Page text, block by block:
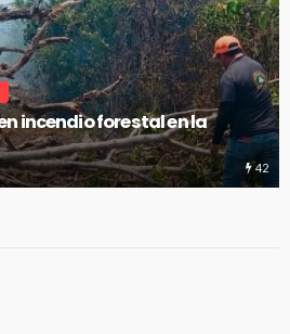
la construcción de pozos
23